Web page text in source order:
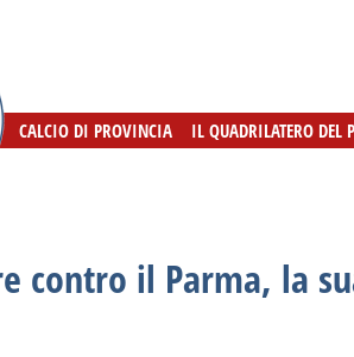
CALCIO DI PROVINCIA IL QUADRILATERO DEL
CALCIO DI PROVINCIA IL QUADRILATERO DEL
contro il Parma, la